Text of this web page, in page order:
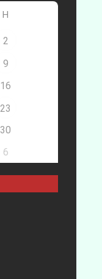
Н
2
9
16
23
30
6